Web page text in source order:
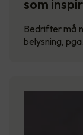
som
Bedrifter må
belysning,